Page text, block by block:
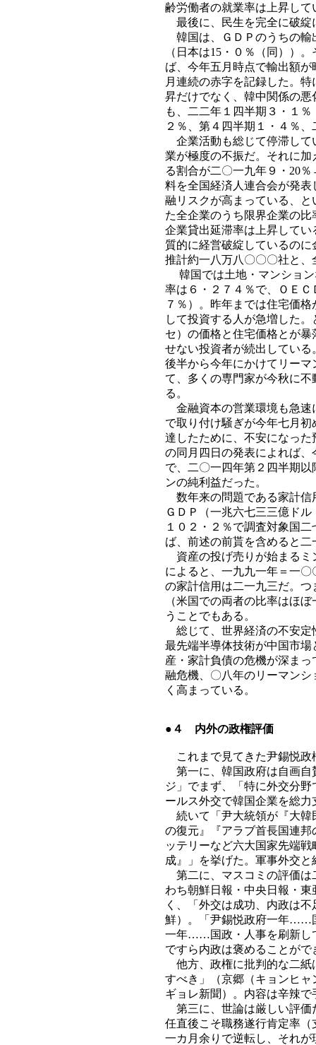
齢労働者の就業率は上昇して
最後に、民生を完全に破綻
韓国は、ＧＤＰのうちの輸
（日本は15・０％（同））
ば、今年五月時点で輸出額
月連続の赤字を記録した。
昇だけでなく、韓中関係の
も、二二年１四半期３・１
２％、第４四半期１・４％
企業活動も総じて停滞して
業が極度の不振だ。それに
る割合が二〇一九年９・20
料を全国経済人連合会が発
融リスクが高まっている、
た全企業のうち限界企業の
企業貸出延滞率は上昇して
質的に経営破綻しているの
推計約一八万八〇〇〇社と
韓国では土地・マンション
率は６・２７４％で、ＯＥ
７％）。昨年までは住宅価
して投資する人が急増した
セ）の価格と住宅価格とが
せない投資者が続出してい
後半から今年にかけてリー
て、多くの専門家が今秋に
る。
金融資本の営業環境も急速
で取り付け騒ぎが今年七月
達したために、不安になっ
の同月四日の発表によれば
で、二〇一四年第２四半期
ンの純利益だった。
数年来の問題である家計信
ＧＤＰ（一兆六七三三億ド
１０２・２％で調査対象国
ば、前述の前貰を含めると
資産の投げ売りが始まるミ
によると、一九九一年＝一
の家計信用は二一九三だ。
（米国での両者の比率はほ
うことでもある。
総じて、世界経済の不安定
最先端半導体技術が中国市
産・家計負債の危機が深ま
融危機、〇八年のリーマン
く高まっている。
●４ 内外の政権評価
これまで見てきた尹錫悦政
第一に、韓国政府は自画自
ジ」でまず、「特に外交分
ールス外交で韓国企業を総
続いて「尹大統領が『大韓
の復元』『アラブ首長国連
ッテリーなど六大国家先端
成』」を挙げた。軍事外交
第二に、マスコミの評価は
わち朝鮮日報・中央日報・
く、「外交は成功、内政は
鮮）。「尹錫悦政府一年……
一年……国政・人事を刷新し
ですら内政は褒めることがで
他方、政権に批判的な二紙
すべき」（京郷（キョンヒ
ギョレ新聞）。内容は辛辣
第三に、世論は厳しい評価
任直後こそ職務遂行肯定率
一カ月余りで逆転し、それ